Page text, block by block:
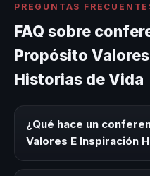
PREGUNTAS
FAQ sobre
Propósito
Historias de Vida
¿Qué hace un
Valores E Inspiración